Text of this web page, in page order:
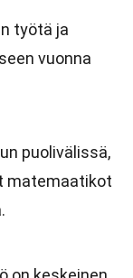
työtä ja
vuonna
puolivälissä,
matemaatikot